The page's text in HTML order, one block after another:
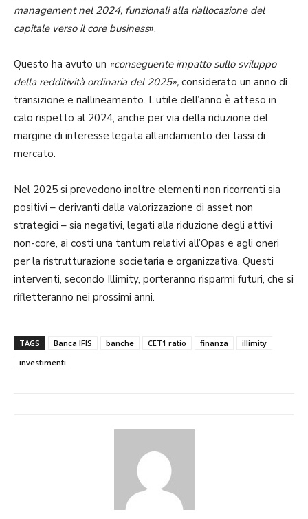
management nel 2024, funzionali alla riallocazione del
capitale verso il core business».
Questo ha avuto un «conseguente impatto sullo sviluppo
della redditività ordinaria del 2025», considerato un anno di
transizione e riallineamento. L’utile dell’anno è atteso in
calo rispetto al 2024, anche per via della riduzione del
margine di interesse legata all’andamento dei tassi di
mercato.
Nel 2025 si prevedono inoltre elementi non ricorrenti sia
positivi – derivanti dalla valorizzazione di asset non
strategici – sia negativi, legati alla riduzione degli attivi
non-core, ai costi una tantum relativi all’Opas e agli oneri
per la ristrutturazione societaria e organizzativa. Questi
interventi, secondo Illimity, porteranno risparmi futuri, che si
rifletteranno nei prossimi anni.
TAGS Banca IFIS banche CET1 ratio finanza
illimity
investimenti